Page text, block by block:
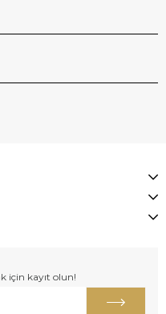
için kayıt olun!